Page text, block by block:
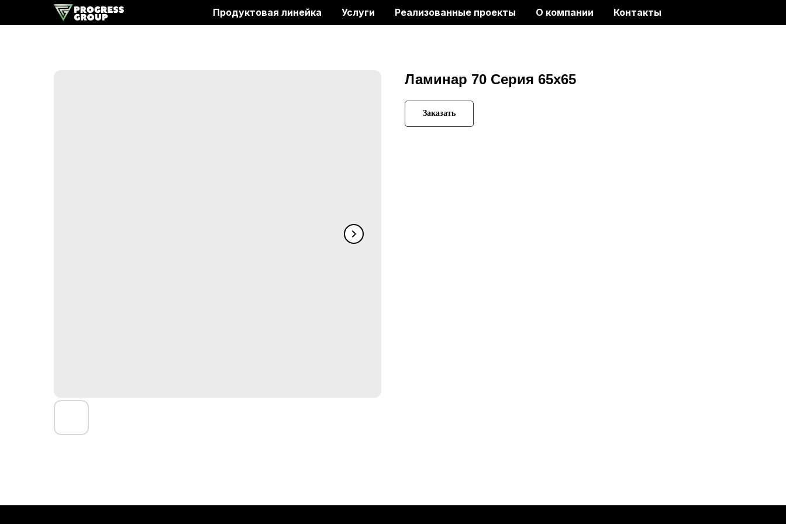
Продуктовая линейка Услуги Реализованные проекты О компании Контакты
Ламинар 70 Серия 65x65
Заказать